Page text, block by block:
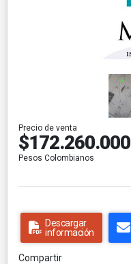
Precio de venta
$172.260.000
Pesos Colombianos
Descargar
información
Compartir